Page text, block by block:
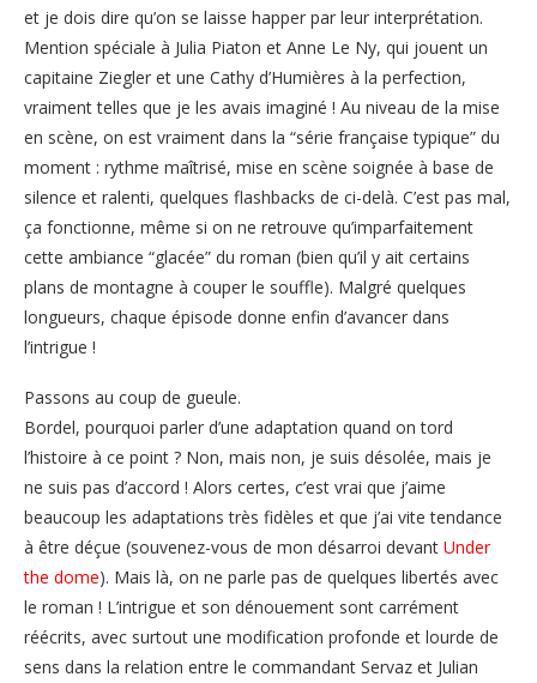
et je dois dire qu’on se laisse happer par leur interprétation.
Mention spéciale à Julia Piaton et Anne Le Ny, qui jouent un
capitaine Ziegler et une Cathy d’Humières à la perfection,
vraiment telles que je les avais imaginé ! Au niveau de la mise
en scène, on est vraiment dans la “série française typique” du
moment : rythme maîtrisé, mise en scène soignée à base de
silence et ralenti, quelques flashbacks de ci-delà. C’est pas mal,
ça fonctionne, même si on ne retrouve qu’imparfaitement
cette ambiance “glacée” du roman (bien qu’il y ait certains
plans de montagne à couper le souffle). Malgré quelques
longueurs, chaque épisode donne enfin d’avancer dans
l’intrigue !
Passons au coup de gueule.
Bordel, pourquoi parler d’une adaptation quand on tord
l’histoire à ce point ? Non, mais non, je suis désolée, mais je
ne suis pas d’accord ! Alors certes, c’est vrai que j’aime
beaucoup les adaptations très fidèles et que j’ai vite tendance
à être déçue (souvenez-vous de mon désarroi devant Under
the dome). Mais là, on ne parle pas de quelques libertés avec
le roman ! L’intrigue et son dénouement sont carrément
réécrits, avec surtout une modification profonde et lourde de
sens dans la relation entre le commandant Servaz et Julian